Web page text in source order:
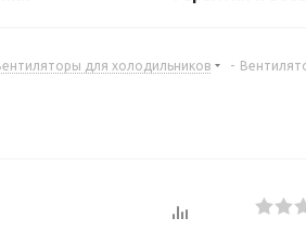
для холодильников -